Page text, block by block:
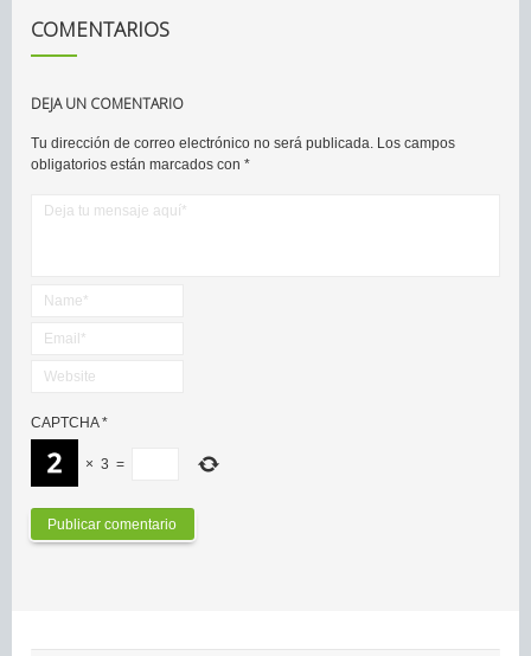
COMENTARIOS
DEJA UN COMENTARIO
Tu dirección de correo electrónico no será publicada. Los campos
obligatorios están marcados con *
CAPTCHA*
× 3 =